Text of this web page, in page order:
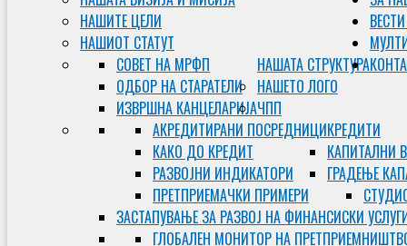
НАШИТЕ ЦЕЛИ
НАШИОТ СТАТУТ
НАШАТА СТРУКТУРА
СОВЕТ НА МРФП
ОДБОР НА СТАРАТЕЛИ
ИЗВРШНА КАНЦЕЛАРИЈА
НАШЕТО ЛОГО
ЧПП
КРЕДИТИ
АКРЕДИТИРАНИ ПОСРЕДНИЦИ
КАКО ДО КРЕДИТ
РАЗВОЈНИ ИНДИКАТОРИ
ПРЕТПРИЕМАЧКИ ПРИМЕРИ
КАПИТАЛНИ
ГРАДЕЊЕ
ЗАСТАПУВАЊЕ ЗА РАЗВОЈ НА ФИНАНСИСКИ
ГЛОБАЛЕН МОНИТОР НА